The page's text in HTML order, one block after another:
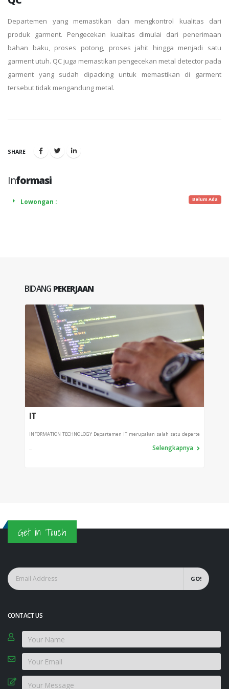
Departemen yang memastikan dan mengkontrol kualitas dari
produk garment. Pengecekan kualitas dimulai dari penerimaan
bahan baku, proses potong, proses jahit hingga menjadi satu
garment utuh. QC juga memastikan pengecekan metal detector pada
garment yang sudah dipacking untuk memastikan di garment
tersebut tidak mengandung metal.
SHARE
Informasi
Lowongan : Belum Ada
BIDANG PEKERJAAN
IT
INFORMATION TECHNOLOGY Departemen IT merupakan salah satu departe
... Selengkapnya
Get in Touch
GO!
CONTACT US